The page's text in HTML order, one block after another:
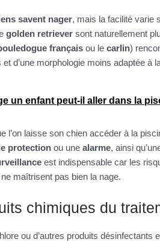
savent nager, mais la facilité varie
golden retriever sont naturellement
français ou le carlin)
d’une morphologie moins adaptée à
un enfant peut-il aller dans la
l’on laisse son chien accéder à la
protection ou une alarme, ainsi
est indispensable car les
maîtrisent pas bien la nage.
chimiques du
ou d’autres produits désinfectants